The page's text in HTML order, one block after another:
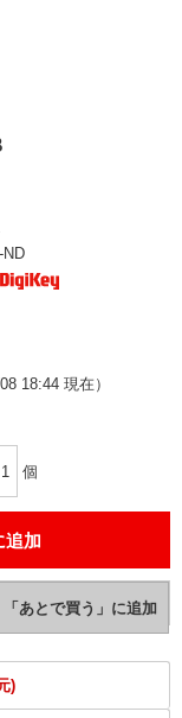
ND
18:44 現在）
個
)